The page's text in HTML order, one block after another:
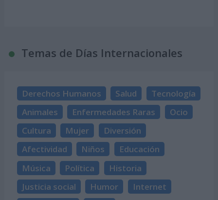
Temas de Días Internacionales
Derechos Humanos Salud
Tecnología
Animales
Enfermedades Raras
Ocio
Cultura
Mujer
Diversión
Afectividad
Niños
Educación
Música
Política
Historia
Justicia social
Humor
Internet